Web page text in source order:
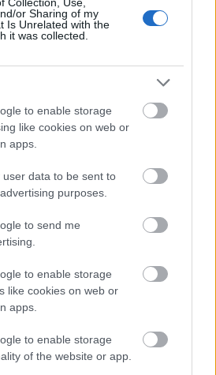
or Sharing of my
Is Unrelated with the
it was collected.
to enable storage
like cookies on web or
apps.
user data to be sent to
purposes.
to send me
to enable storage
like cookies on web or
apps.
to enable storage
of the website or app.
στη Δανία λόγω της
οι μαθητές θα
τις εργασίες τους
στην τελετή αποτέφρωσης
στην Ψάθα, ΦΩΤΟ
και θρίλερ στο Αίγιο: Οδηγός
τις αισθήσεις του και τη ζωή
κτίρια στις 325 αυτοψίες των
από τις καταστροφικές
ΕΑΠ για Βασιλάκο και
στη φυλακή οι οι δύο Ινδοί,
για τη δολοφονία του
στο Ναύπλιο, ΒΙΝΤΕΟ